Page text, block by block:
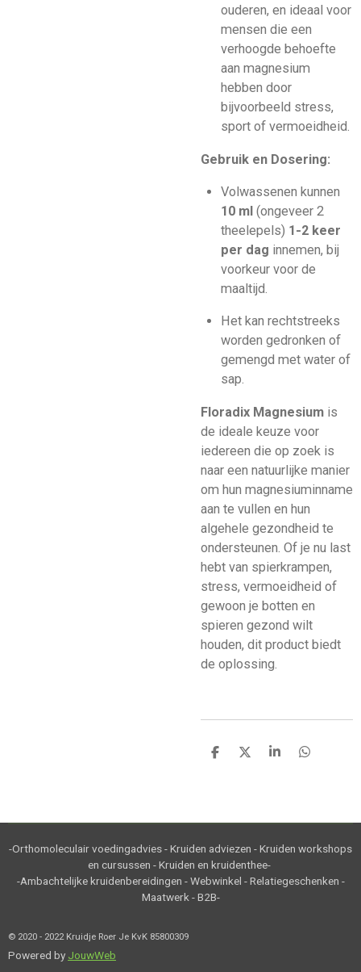
ouderen, en ideaal voor
mensen die een
verhoogde behoefte
aan magnesium
hebben door
bijvoorbeeld stress,
sport of vermoeidheid.
Gebruik en Dosering:
Volwassenen kunnen
10 ml(ongeveer 2
theelepels) 1-2 keer
per dag innemen, bij
voorkeur voor de
maaltijd.
Het kan rechtstreeks
worden gedronken of
gemengd met water of
sap.
Floradix Magnesium is
de ideale keuze voor
iedereen die op zoek is
naar een natuurlijke manier
om hun magnesiuminname
aan te vullen en hun
algehele gezondheid te
ondersteunen. Of je nu last
hebt van spierkrampen,
stress, vermoeidheid of
gewoon je botten en
spieren gezond wilt
houden, dit product biedt
de oplossing.
D
D
S
D
-Orthomoleculair voedingadvies - Kruiden adviezen - Kruiden workshops
en cursussen - Kruiden en kruidenthee-
-Ambachtelijke kruidenbereidingen - Webwinkel - Relatiegeschenken -
Maatwerk - B2B-
© 2020 - 2022 Kruidje Roer Je KvK 85800309
Powered by JouwWeb